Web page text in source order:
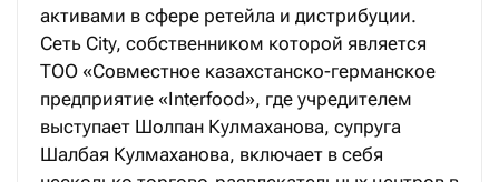
активами в сфере ретейла и дистрибуции.
Сеть City, собственником которой является
ТОО «Совместное казахстанско-германское
предприятие «Interfood», где учредителем
выступает Шолпан Кулмаханова, супруга
Шалбая Кулмаханова, включает в себя